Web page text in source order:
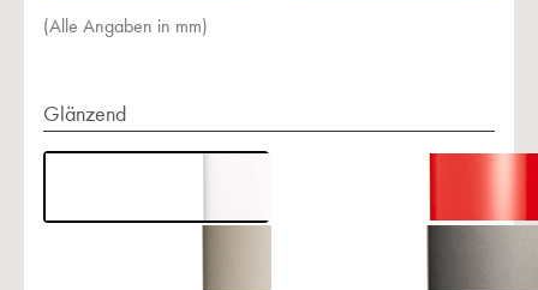
(Alle Angaben in mm)
Glänzend